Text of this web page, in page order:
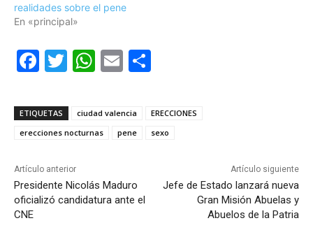
realidades sobre el pene
En «principal»
F
c
e
o
o
T
itt
er
W
at
s
p
E
ai
l
m
p
ETIQUETAS ciudad valencia
ERECCIONES
erecciones nocturnas
pene sexo
Artículo anterior
Presidente Nicolás Maduro
oficializó candidatura ante el
CNE
Artículo siguiente
Jefe de Estado lanzará nueva
Gran Misión Abuelas y
Abuelos de la Patria